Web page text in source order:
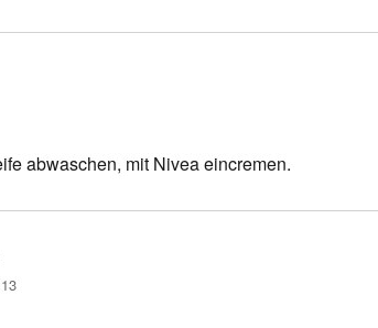
abwaschen, mit Nivea eincremen.